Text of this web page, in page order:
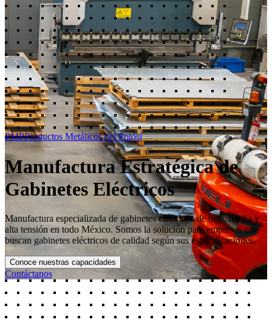
PMPProductos Metálicos del Potosí
Manufactura Estratégica de
Gabinetes Eléctricos
Manufactura especializada de gabinetes eléctricos de baja, media y
alta tensión en todo México. Somos la solución para empresas que
buscan gabinetes eléctricos de calidad según sus especificaciones.
Conoce nuestras capacidades
Contáctanos